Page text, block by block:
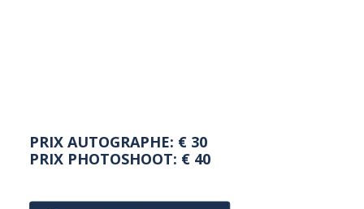
PRIX AUTOGRAPHE: € 30
PRIX PHOTOSHOOT: € 40